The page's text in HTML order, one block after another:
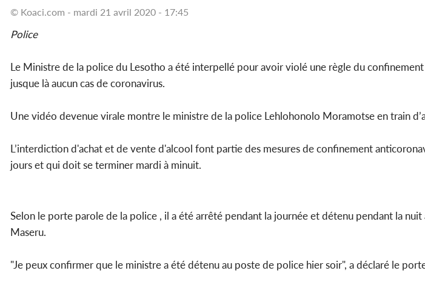
© Koaci.com - mardi 21 avril 2020 - 17:45
Police
Le Ministre de la police du Lesotho a été interpellé pour avoir violé une règle du confinement
jusque là aucun cas de coronavirus.
Une vidéo devenue virale montre le ministre de la police Lehlohonolo Moramotse en train
L’interdiction d'achat et de vente d'alcool font partie des mesures de confinement
jours et qui doit se terminer mardi à minuit.
Selon le porte parole de la police , il a été arrêté pendant la journée et détenu pendant la nuit
Maseru.
"Je peux confirmer que le ministre a été détenu au poste de police hier soir", a déclaré le